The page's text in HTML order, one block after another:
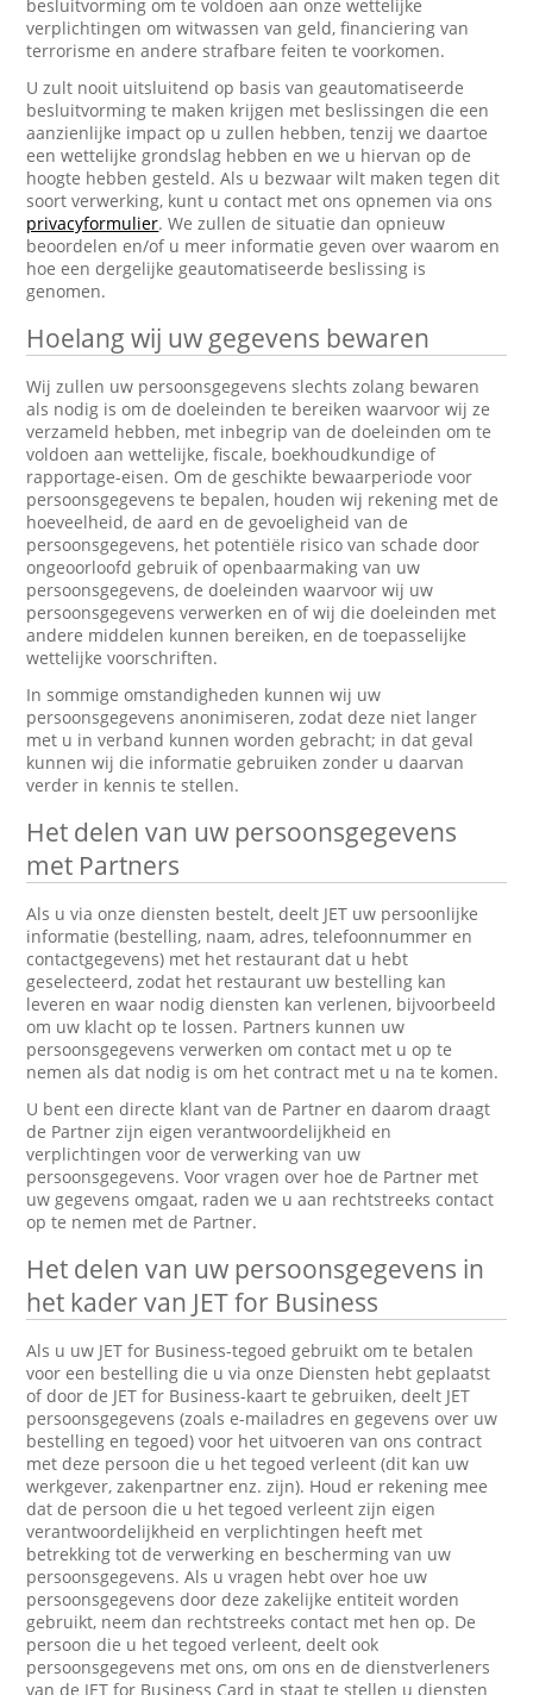
besluitvorming om te voldoen aan onze wettelijke
verplichtingen om witwassen van geld, financiering van
terrorisme en andere strafbare feiten te voorkomen.
U zult nooit uitsluitend op basis van geautomatiseerde
besluitvorming te maken krijgen met beslissingen die een
aanzienlijke impact op u zullen hebben, tenzij we daartoe
een wettelijke grondslag hebben en we u hiervan op de
hoogte hebben gesteld. Als u bezwaar wilt maken tegen dit
soort verwerking, kunt u contact met ons opnemen via ons
privacyformulier. We zullen de situatie dan opnieuw
beoordelen en/of u meer informatie geven over waarom en
hoe een dergelijke geautomatiseerde beslissing is
genomen.
Hoelang wij uw gegevens bewaren
Wij zullen uw persoonsgegevens slechts zolang bewaren
als nodig is om de doeleinden te bereiken waarvoor wij ze
verzameld hebben, met inbegrip van de doeleinden om te
voldoen aan wettelijke, fiscale, boekhoudkundige of
rapportage-eisen. Om de geschikte bewaarperiode voor
persoonsgegevens te bepalen, houden wij rekening met de
hoeveelheid, de aard en de gevoeligheid van de
persoonsgegevens, het potentiële risico van schade door
ongeoorloofd gebruik of openbaarmaking van uw
persoonsgegevens, de doeleinden waarvoor wij uw
persoonsgegevens verwerken en of wij die doeleinden met
andere middelen kunnen bereiken, en de toepasselijke
wettelijke voorschriften.
In sommige omstandigheden kunnen wij uw
persoonsgegevens anonimiseren, zodat deze niet langer
met u in verband kunnen worden gebracht; in dat geval
kunnen wij die informatie gebruiken zonder u daarvan
verder in kennis te stellen.
Het delen van uw persoonsgegevens
met Partners
Als u via onze diensten bestelt, deelt JET uw persoonlijke
informatie (bestelling, naam, adres, telefoonnummer en
contactgegevens) met het restaurant dat u hebt
geselecteerd, zodat het restaurant uw bestelling kan
leveren en waar nodig diensten kan verlenen, bijvoorbeeld
om uw klacht op te lossen. Partners kunnen uw
persoonsgegevens verwerken om contact met u op te
nemen als dat nodig is om het contract met u na te komen.
U bent een directe klant van de Partner en daarom draagt
de Partner zijn eigen verantwoordelijkheid en
verplichtingen voor de verwerking van uw
persoonsgegevens. Voor vragen over hoe de Partner met
uw gegevens omgaat, raden we u aan rechtstreeks contact
op te nemen met de Partner.
Het delen van uw persoonsgegevens in
het kader van JET for Business
Als u uw JET for Business-tegoed gebruikt om te betalen
voor een bestelling die u via onze Diensten hebt geplaatst
of door de JET for Business-kaart te gebruiken, deelt JET
persoonsgegevens (zoals e-mailadres en gegevens over uw
bestelling en tegoed) voor het uitvoeren van ons contract
met deze persoon die u het tegoed verleent (dit kan uw
werkgever, zakenpartner enz. zijn). Houd er rekening mee
dat de persoon die u het tegoed verleent zijn eigen
verantwoordelijkheid en verplichtingen heeft met
betrekking tot de verwerking en bescherming van uw
persoonsgegevens. Als u vragen hebt over hoe uw
persoonsgegevens door deze zakelijke entiteit worden
gebruikt, neem dan rechtstreeks contact met hen op. De
persoon die u het tegoed verleent, deelt ook
persoonsgegevens met ons, om ons en de dienstverleners
van de JET for Business Card in staat te stellen u diensten